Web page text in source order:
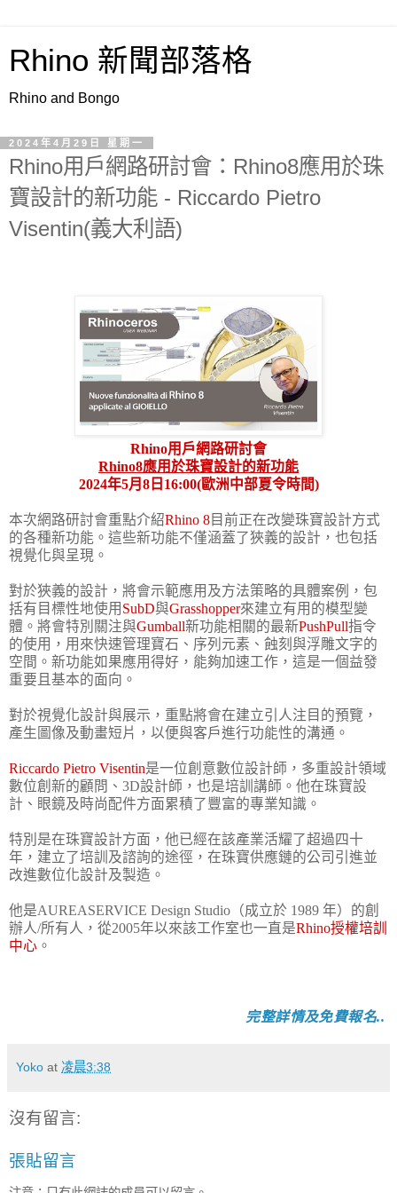
Rhino 新聞部落格
Rhino and Bongo
2024年4月29日 星期一
Rhino用戶網路研討會：Rhino8應用於珠
寶設計的新功能 - Riccardo Pietro
Visentin(義大利語)
Rhino用戶網路研討會
Rhino8應用於珠寶設計的新功能
2024年5月8日16:00(歐洲中部夏令時間)
本次網路研討會重點介紹Rhino 8目前正在改變珠寶設計方式
的各種新功能。這些新功能不僅涵蓋了狹義的設計，也包括
視覺化與呈現。
對於狹義的設計，將會示範應用及方法策略的具體案例，包
括有目標性地使用 SubD與Grasshopper來建立有用的模型變
體。將會特別關注與Gumball新功能相關的最新PushPull指令
的使用，用來快速管理寶石、序列元素、蝕刻與浮雕文字的
空間。新功能如果應用得好，能夠加速工作，這是一個益發
重要且基本的面向。
對於視覺化設計與展示，重點將會在建立引人注目的預覽，
產生圖像及動畫短片，以便與客戶進行功能性的溝通。
Riccardo Pietro Visentin是一位創意數位設計師，多重設計領域
數位創新的顧問、3D設計師，也是培訓講師。他在珠寶設
計、眼鏡及時尚配件方面累積了豐富的專業知識。
特別是在珠寶設計方面，他已經在該產業活耀了超過四十
年，建立了培訓及諮詢的途徑，在珠寶供應鏈的公司引進並
改進數位化設計及製造。
他是AUREASERVICE Design Studio（成立於 1989 年）的創
辦人/所有人，從2005年以來該工作室也一直是Rhino授權培訓
中心 。
完整詳情及免費報名..
Yoko at 凌晨3:38
沒有留言:
張貼留言